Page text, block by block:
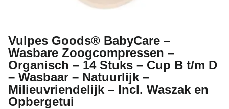
Vulpes Goods® BabyCare –
Wasbare Zoogcompressen –
Organisch – 14 Stuks – Cup B t/m D
– Wasbaar – Natuurlijk –
Milieuvriendelijk – Incl. Waszak en
Opbergetui